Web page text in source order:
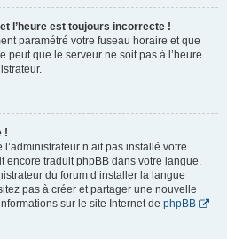
l’heure est toujours incorrecte !
paramétré votre fuseau horaire et que
peut que le serveur ne soit pas à l’heure.
!
n’ait pas installé votre
encore traduit phpBB dans votre langue.
du forum d’installer la langue
pas à créer et partager une nouvelle
sur le site Internet de phpBB